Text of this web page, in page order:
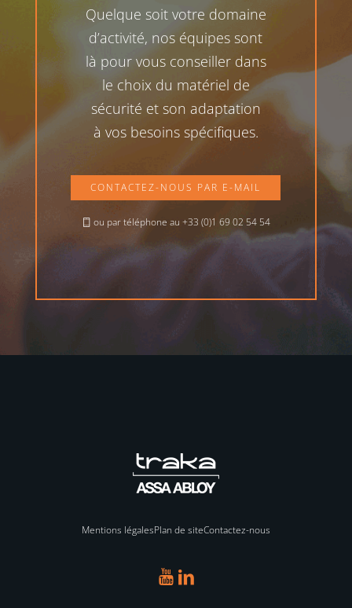
Quelque soit votre domaine
d’activité, nos équipes sont
là pour vous conseiller dans
le choix du matériel de
sécurité et son adaptation
à vos besoins spécifiques.
CONTACTEZ-NOUS PAR E-MAIL
ou par téléphone au +33 (0)1 69 02 54 54
Mentions légalesPlan de siteContactez-nous